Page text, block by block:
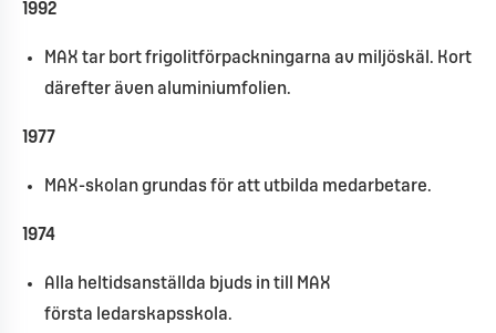
1992
MAX tar bort frigolitförpackningarna av miljöskäl. Kort
därefter även aluminiumfolien.
1977
MAX-skolan grundas för att utbilda medarbetare.
1974
Alla heltidsanställda bjuds in till MAX
första ledarskapsskola.